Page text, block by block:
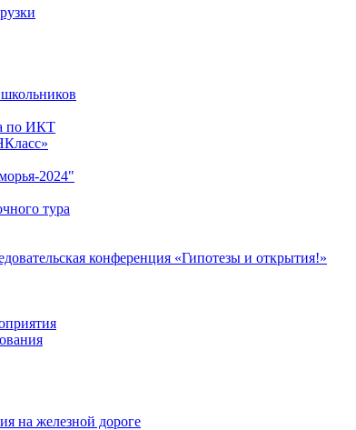
по ИКТ
2024"
тура
конференция «Гипотезы и открытия!»
на железной дороге